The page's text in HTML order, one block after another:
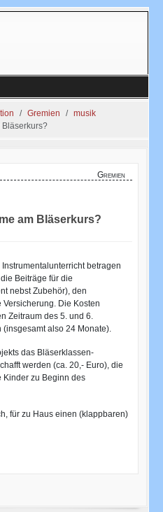
Gremien
musik
Bläserkurs?
Gremien
am Bläserkurs?
betragen
Beiträge für die
nebst Zubehör), den
Versicherung. Die Kosten
Zeitraum des 5. und 6.
also 24 Monate).
das Bläserklassen-
werden (ca. 20,- Euro), die
Kinder zu Beginn des
für zu Haus einen (klappbaren)